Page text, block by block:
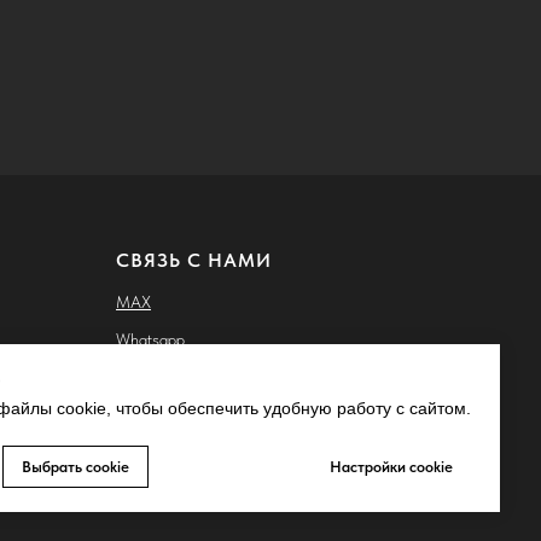
cookie, чтобы обеспечить удобную работу с сайтом.
Выбрать cookie Настройки cookie
СВЯЗЬ С НАМИ
MAX
Whatsapp
Запрещено-gram
Youtube